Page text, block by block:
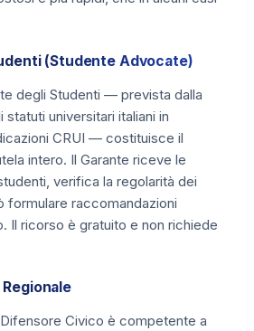
(Studente Advocate)
degli Studenti — prevista dalla
universitari italiani in
CRUI — costituisce il
intero. Il Garante riceve le
verifica la regolarità dei
formulare raccomandazioni
Il ricorso è gratuito e non richiede
Civico è competente a